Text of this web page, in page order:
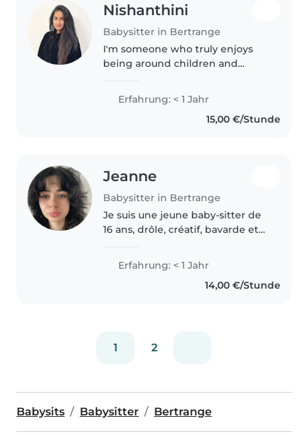
Nishanthini
Babysitter in Bertrange
I'm someone who truly enjoys
being around children and
safe, happy, and cared for. I'm
patient, calm, and responsible,
and I naturally connect well
Erfahrung: < 1 Jahr
15,00 €/Stunde
Jeanne
Babysitter in Bertrange
Je suis une jeune baby-sitter de
16 ans, drôle, créatif, bavarde et
vos enfants à votre domicile. Je
parle allemand, anglais, français
Erfahrung: < 1 Jahr
14,00 €/Stunde
1 2
Babysits Babysitter Bertrange